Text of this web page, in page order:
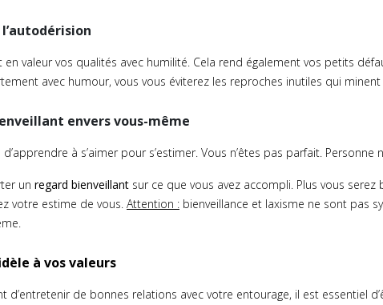
en valeur vos qualités avec humilité. Cela rend également vos petits
avec humour, vous vous éviterez les reproches inutiles qui minent
envers vous-même
à s’aimer pour s’estimer. Vous n’êtes pas parfait. Personne
un regard bienveillant sur ce que vous avez accompli. Plus vous
votre estime de vous. Attention : bienveillance et laxisme ne sont pas
à vos valeurs
d’entretenir de bonnes relations avec votre entourage, il est essentiel